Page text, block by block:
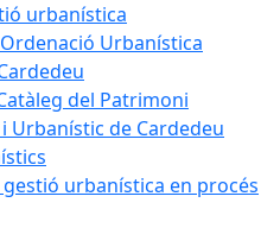
urbanística
Urbanística
del Patrimoni
Urbanístic de Cardedeu
urbanística en procés